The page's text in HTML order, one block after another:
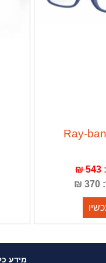
Ray-
543 ₪
₪
מידע